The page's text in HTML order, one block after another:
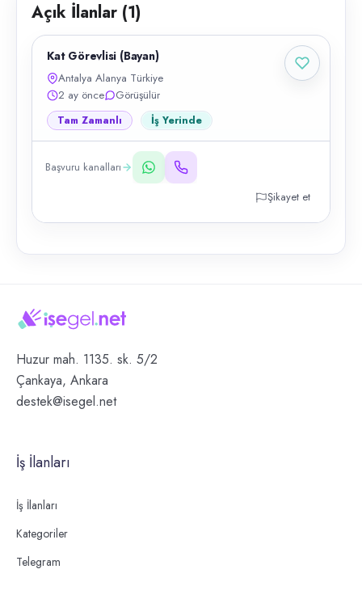
Açık İlanlar (1)
Kat Görevlisi (Bayan)
Antalya Alanya Türkiye
2 ay önce
Görüşülür
Tam Zamanlı İş Yerinde
Başvuru kanalları
Şikayet et
Huzur mah. 1135. sk. 5/2
Çankaya, Ankara
destek@isegel.net
İş İlanları
İş İlanları
Kategoriler
Telegram